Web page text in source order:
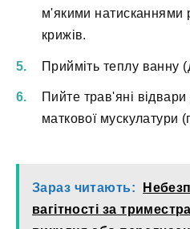
м'якими натисканнями
крижів.
Прийміть теплу ванну
Пийте трав'яні
маткової мускулатури
Зараз читають:
вагітності за